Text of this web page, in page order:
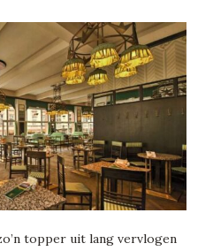
topper uit lang vervlogen